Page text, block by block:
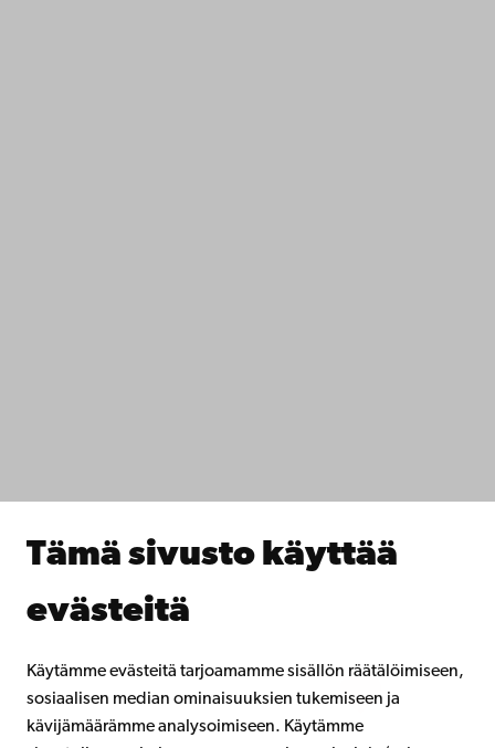
Tämä sivusto käyttää
evästeitä
Käytämme evästeitä tarjoamamme sisällön räätälöimiseen,
sosiaalisen median ominaisuuksien tukemiseen ja
kävijämäärämme analysoimiseen. Käytämme
Åbo Akademin kirjasto
Lahjoita Åbo Akademille
Åbo Akademista